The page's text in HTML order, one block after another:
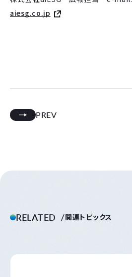
aiesg.co.jp
PREV
RELATED 関連トピックス